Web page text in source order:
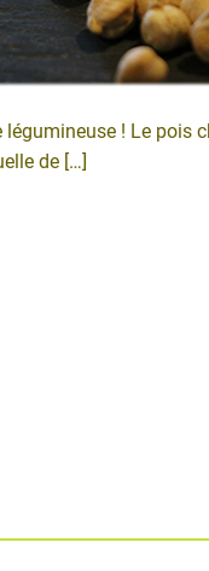
légumineuse ! Le
de […]